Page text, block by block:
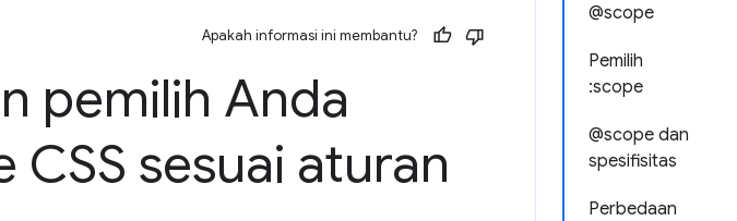
@scope
Pemilih
:scope
@scope dan
spesifisitas
Perbedaan
Apakah informasi ini membantu?
pemilih Anda
CSS sesuai aturan